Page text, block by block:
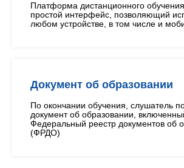
Платформа дистанционного
простой интерфейс, позволяющий
любом устройстве, в том числе и
Документ об образовании
По окончании обучения, слушатель
документ об образовании,
Федеральный реестр документов об
(ФРДО)